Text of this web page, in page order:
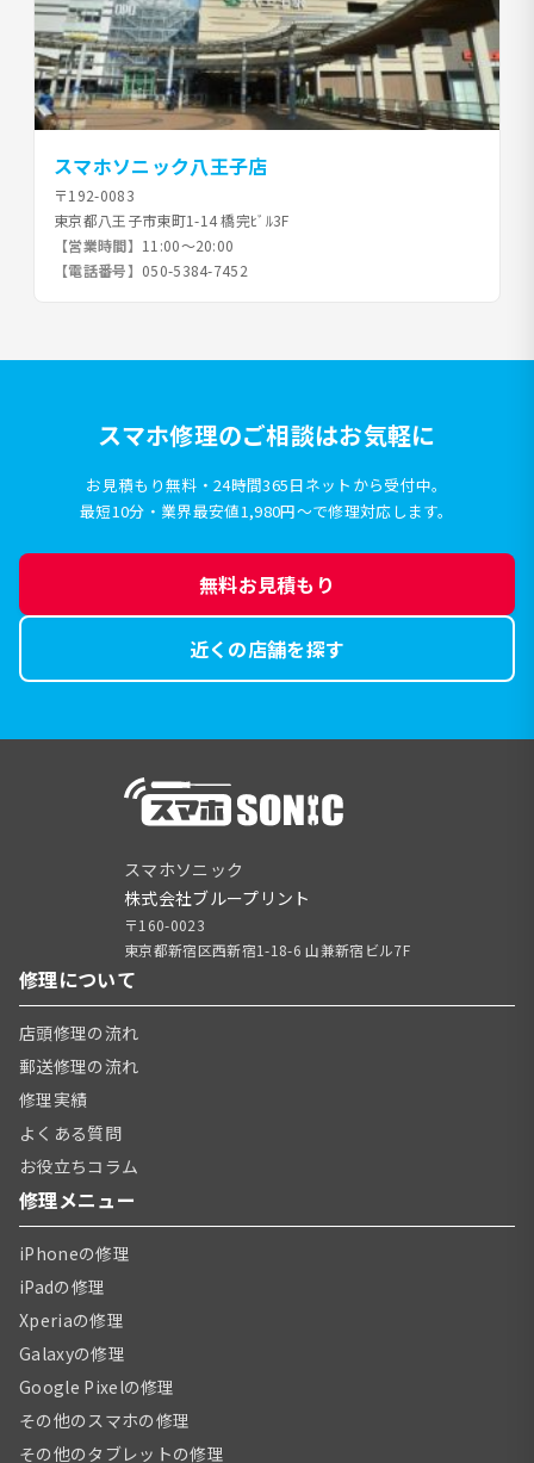
スマホソニック八王子店
〒192-0083
東京都八王子市東町1-14 橋完ﾋﾞﾙ3F
【営業時間】 11:00～20:00
【電話番号】 050-5384-7452
スマホ修理のご相談はお気軽に
お見積もり無料・24時間365日ネットから受付中。
最短10分・業界最安値1,980円〜で修理対応します。
無料お見積もり
近くの店舗を探す
スマホソニック
株式会社ブループリント
〒160-0023
東京都新宿区西新宿1-18-6 山兼新宿ビル7F
修理について
店頭修理の流れ
郵送修理の流れ
修理実績
よくある質問
お役立ちコラム
修理メニュー
iPhoneの修理
iPadの修理
Xperiaの修理
Galaxyの修理
Google Pixelの修理
その他のスマホの修理
その他のタブレットの修理